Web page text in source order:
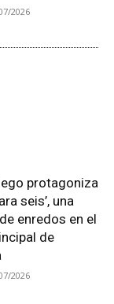
2026
protagoniza
seis’, una
enredos en el
de
2026